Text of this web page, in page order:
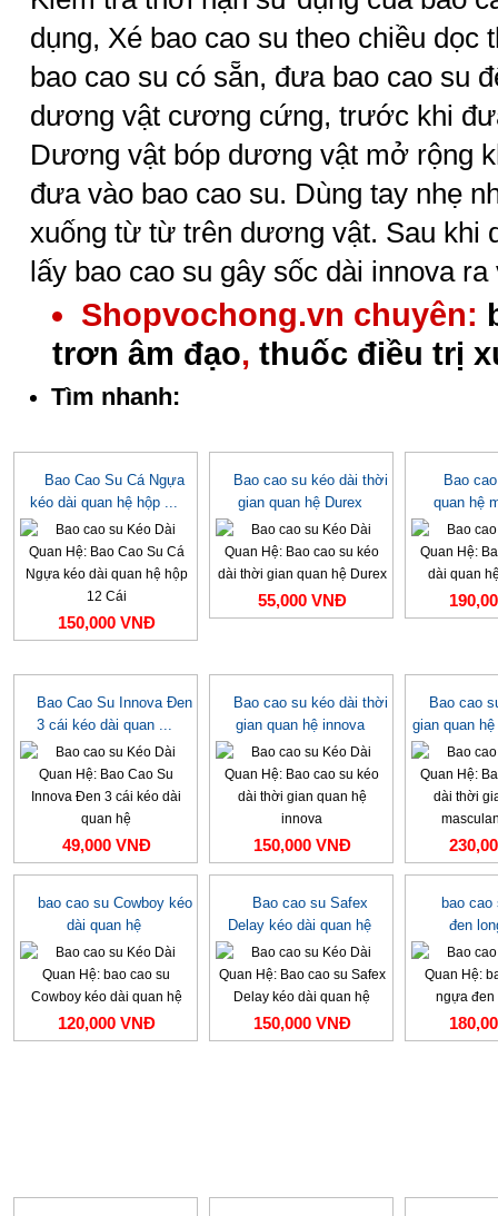
dụng, Xé bao cao su theo chiều dọc
bao cao su có sẵn, đưa bao cao su
dương vật cương cứng, trước khi
Dương vật bóp dương vật mở rộng
đưa vào bao cao su. Dùng tay nhẹ
xuống từ từ trên dương vật. Sau khi
lấy bao cao su gây sốc dài innova
Shopvochong.vn chuyên:
trơn âm đạo, thuốc điều trị
Tìm nhanh:
Bao Cao Su Cá Ngựa
kéo dài quan hệ hộp ...
150,000 VNĐ
Bao cao su kéo dài thời
gian quan hệ Durex
55,000 VNĐ
Bao
quan hệ
Bao Cao Su Innova Đen
3 cái kéo dài quan ...
49,000 VNĐ
Bao cao su kéo dài thời
gian quan hệ innova
150,000 VNĐ
Bao cao
gian quan
bao cao su Cowboy kéo
dài quan hệ
120,000 VNĐ
Bao cao su Safex
Delay kéo dài quan hệ
150,000 VNĐ
bao
đen